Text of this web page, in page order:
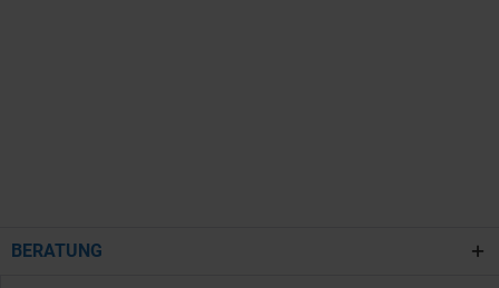
BERATUNG